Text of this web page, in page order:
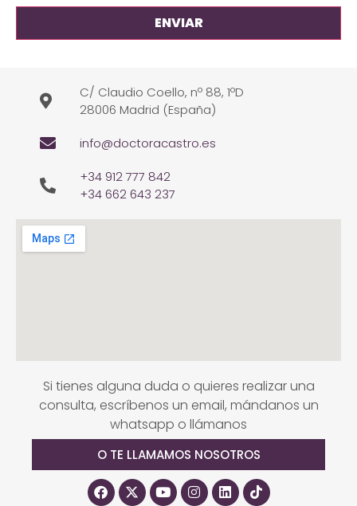
Si tienes alguna duda o quieres realizar una
consulta, escríbenos un email, mándanos un
whatsapp o llámanos
O TE LLAMAMOS NOSOTROS
C/ Claudio Coello, nº 88, 1ºD
28006 Madrid (España)
info@doctoracastro.es
+34 912 777 842
+34 662 643 237